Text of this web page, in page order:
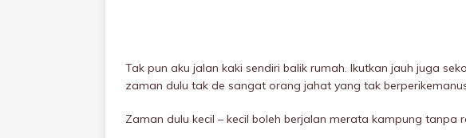
Tak pun aku jalan kaki sendiri balik rumah. Ikutkan jauh juga
zaman dulu tak de sangat orang jahat yang tak
Zaman dulu kecil – kecil boleh berjalan merata kampung tanpa